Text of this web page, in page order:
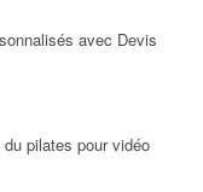
avec Devis
pilates pour vidéo